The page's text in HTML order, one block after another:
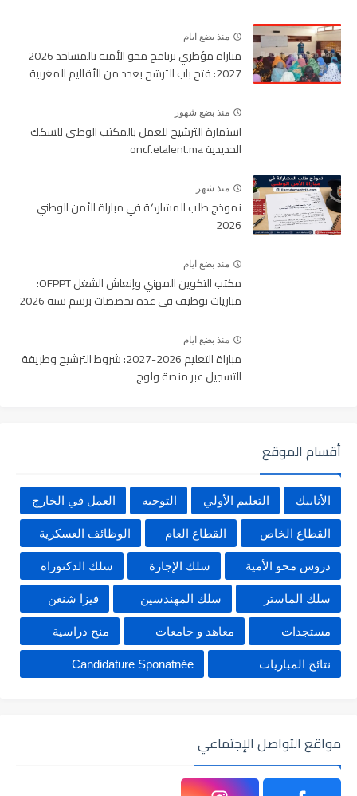
منذ بضع ايام
مباراة مؤطري برنامج محو الأمية بالمساجد 2026-
2027: فتح باب الترشح بعدد من الأقاليم المغربية
منذ بضع شهور
استمارة الترشيح للعمل بالمكتب الوطني للسكك
الحديدية oncf.etalent.ma
منذ شهر
نموذج طلب المشاركة في مباراة الأمن الوطني
2026
منذ بضع ايام
مكتب التكوين المهني وإنعاش الشغل OFPPT:
مباريات توظيف في عدة تخصصات برسم سنة 2026
منذ بضع ايام
مباراة التعليم 2026-2027: شروط الترشيح وطريقة
التسجيل عبر منصة ولوج
أقسام الموقع
الأنابيك التعليم الأولي التوجيه العمل في الخارج
القطاع الخاص القطاع العام الوظائف العسكرية
دروس محو الأمية سلك الإجازة سلك الدكتوراه
سلك الماستر سلك المهندسين فيزا شنغن
مستجدات معاهد و جامعات منح دراسية
نتائج المباريات Candidature Sponatnée
مواقع التواصل الإجتماعي